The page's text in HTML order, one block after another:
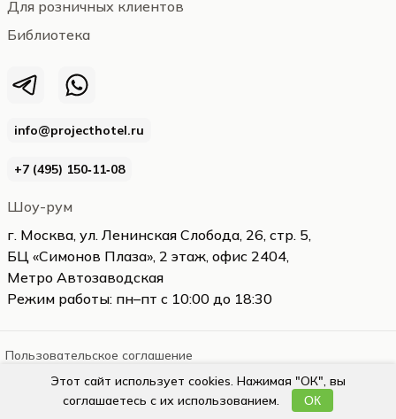
info@projecthotel.ru
+7 (495) 150‑11‑08
Шоу-рум
г. Москва, ул. Ленинская Слобода, 26, стр. 5,
БЦ «Симонов Плаза», 2 этаж, офис 2404,
Метро Автозаводская
Режим работы: пн–пт с 10:00 до 18:30
Для розничных клиентов
Библиотека
Пользовательское соглашение
projecthotel.ru
Этот сайт использует cookies. Нажимая "ОК", вы
соглашаетесь с их использованием.
ОК